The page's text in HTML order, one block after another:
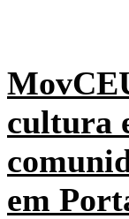
cultura
em